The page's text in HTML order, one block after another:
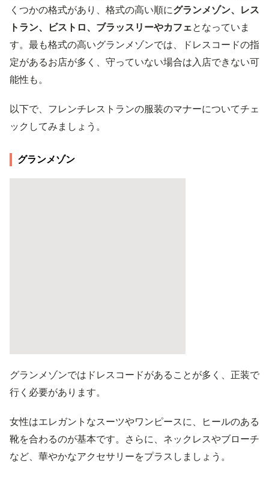
くつかの格式があり、格式の高い順にグランメゾン、レス
トラン、ビストロ、ブラッスリーやカフェとなっていま
す。最も格式の高いグランメゾンでは、ドレスコードの指
定があるお店が多く、守っていない場合は入店できない可
能性も。
以下で、フレンチレストランの服装のマナーについてチェ
ックしてみましょう。
グランメゾン
グランメゾンではドレスコードがあることが多く、正装で
行く必要があります。
女性はエレガントなスーツやワンピースに、ヒールのある
靴を合わるのが基本です。さらに、ネックレスやブローチ
など、華やかなアクセサリーをプラスしましょう。